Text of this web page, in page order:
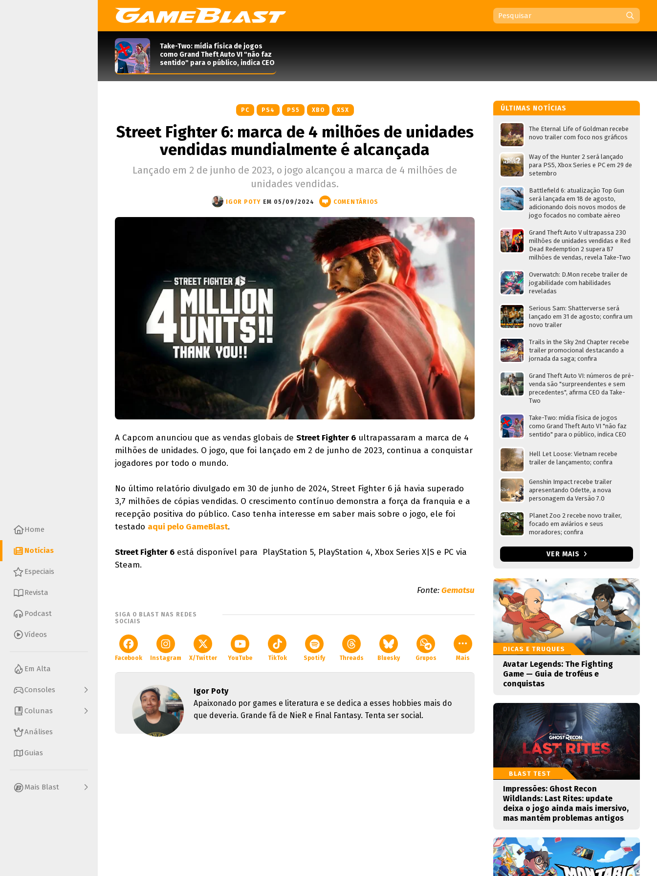
Home
Notícias
Especiais
Revista
Podcast
Vídeos
Em Alta
Consoles
Colunas
Análises
Guias
Mais Blast
Take-Two: mídia física de jogos
como Grand Theft Auto VI "não faz
sentido" para o público, indica CEO
PC PS4 PS5 XBO XSX
Street Fighter 6: marca de 4 milhões de unidades
vendidas mundialmente é alcançada
Lançado em 2 de junho de 2023, o jogo alcançou a marca de 4 milhões de
unidades vendidas.
IGOR POTY EM 05/09/2024 COMENTÁRIOS
A Capcom anunciou que as vendas globais de Street Fighter 6 ultrapassaram a marca de 4
milhões de unidades. O jogo, que foi lançado em 2 de junho de 2023, continua a conquistar
jogadores por todo o mundo.
No último relatório divulgado em 30 de junho de 2024, Street Fighter 6 já havia superado
3,7 milhões de cópias vendidas. O crescimento contínuo demonstra a força da franquia e a
recepção positiva do público. Caso tenha interesse em saber mais sobre o jogo, ele foi
testado aqui pelo GameBlast.
Street Fighter 6 está disponível para PlayStation 5, PlayStation 4, Xbox Series X|S e PC via
Steam.
Fonte:Gematsu
SIGA O BLAST NAS REDES
SOCIAIS
Facebook Instagram X/Twitter YouTube TikTok Spotify Threads Bluesky Grupos Mais
Igor Poty
Apaixonado por games e literatura e se dedica a esses hobbies mais do
que deveria. Grande fã de NieR e Final Fantasy. Tenta ser social.
ÚLTIMAS NOTÍCIAS
The Eternal Life of Goldman recebe
novo trailer com foco nos gráficos
Way of the Hunter 2 será lançado
para PS5, Xbox Series e PC em 29 de
setembro
Battlefield 6: atualização Top Gun
será lançada em 18 de agosto,
adicionando dois novos modos de
jogo focados no combate aéreo
Grand Theft Auto V ultrapassa 230
milhões de unidades vendidas e Red
Dead Redemption 2 supera 87
milhões de vendas, revela Take-Two
Overwatch: D.Mon recebe trailer de
jogabilidade com habilidades
reveladas
Serious Sam: Shatterverse será
lançado em 31 de agosto; confira um
novo trailer
Trails in the Sky 2nd Chapter recebe
trailer promocional destacando a
jornada da saga; confira
Grand Theft Auto VI: números de pré-
venda são "surpreendentes e sem
precedentes", afirma CEO da Take-
Two
Take-Two: mídia física de jogos
como Grand Theft Auto VI "não faz
sentido" para o público, indica CEO
Hell Let Loose: Vietnam recebe
trailer de lançamento; confira
Genshin Impact recebe trailer
apresentando Odette, a nova
personagem da Versão 7.0
Planet Zoo 2 recebe novo trailer,
focado em aviários e seus
moradores; confira
VER MAIS
DICAS E TRUQUES
Avatar Legends: The Fighting
Game — Guia de troféus e
conquistas
BLAST TEST
Impressões: Ghost Recon
Wildlands: Last Rites: update
deixa o jogo ainda mais imersivo,
mas mantém problemas antigos